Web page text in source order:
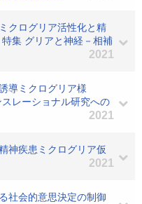
クログリア活性化と精
集 グリアと神経－相補
2021
導ミクログリア様
レーショナル研究への
2021
神疾患ミクログリア仮
2021
社会的意思決定の制御